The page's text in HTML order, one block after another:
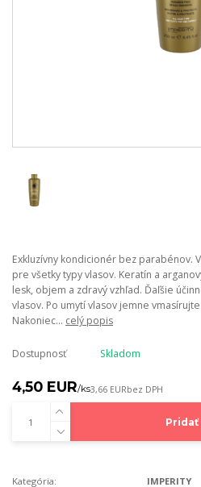
Exkluzívny kondicionér bez parabénov.
pre všetky typy vlasov. Keratín a
lesk, objem a zdravý vzhľad. Ďaľšie
vlasov. Po umytí vlasov jemne
Nakoniec... celý popis
Dostupnosť Skladom
4,50 EUR/ks3,66 EURbez DPH
Pridať
Kategória:
IMPERITY